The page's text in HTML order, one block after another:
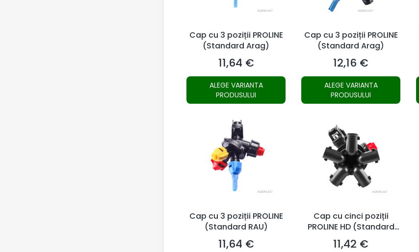
Cap cu 3 poziții PROLINE
(Standard Arag)
Preț
11,64 €
ALEGE VARIANTA
PRODUSULUI
Cap cu 3 poziții PROLINE
(Standard Arag)
Preț
12,16 €
ALEGE VARIANTA
PRODUSULUI
Cap cu 3 poziții PROLINE
(Standard RAU)
Preț
11,64 €
Cap cu cinci poziții
PROLINE HD (Standard
Arag)
Preț
11,42 €